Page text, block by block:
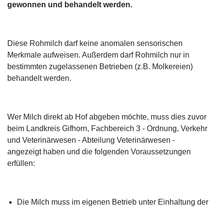
gewonnen und behandelt werden.
Diese Rohmilch darf keine anomalen sensorischen
Merkmale aufweisen. Außerdem darf Rohmilch nur in
bestimmten zugelassenen Betrieben (z.B. Molkereien)
behandelt werden.
Wer Milch direkt ab Hof abgeben möchte, muss dies zuvor
beim Landkreis Gifhorn, Fachbereich 3 - Ordnung, Verkehr
und Veterinärwesen - Abteilung Veterinärwesen -
angezeigt haben und die folgenden Voraussetzungen
erfüllen:
Die Milch muss im eigenen Betrieb unter Einhaltung der